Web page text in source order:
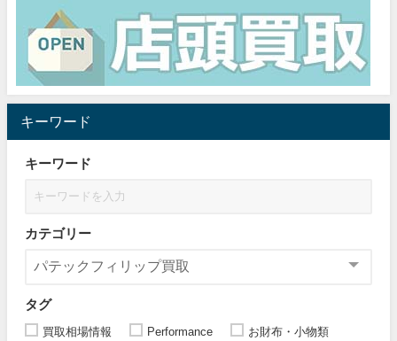
キーワード
キーワード
カテゴリー
タグ
買取相場情報 Performance
お財布・小物類